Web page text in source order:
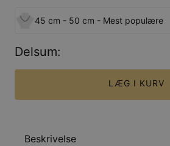
45 cm - 50 cm - Mest populære
Delsum:
LÆG I KURV
Beskrivelse